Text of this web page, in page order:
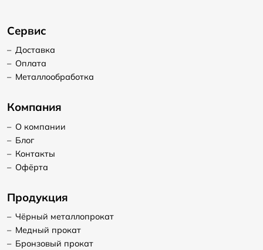
Сервис
– Доставка
– Оплата
– Металлообработка
Компания
– О компании
– Блог
– Контакты
– Офёрта
Продукция
– Чёрный металлопрокат
– Медный прокат
– Бронзовый прокат